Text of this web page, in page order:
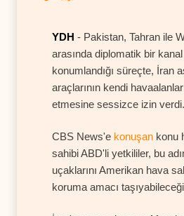
YDH - Pakistan, Tahran ile
arasında diplomatik bir
konumlandığı süreçte, İran
araçlarının kendi
etmesine sessizce izin verdi.
CBS News'e konuşan konu
sahibi ABD'li yetkililer, bu
uçaklarını Amerikan hava
koruma amacı